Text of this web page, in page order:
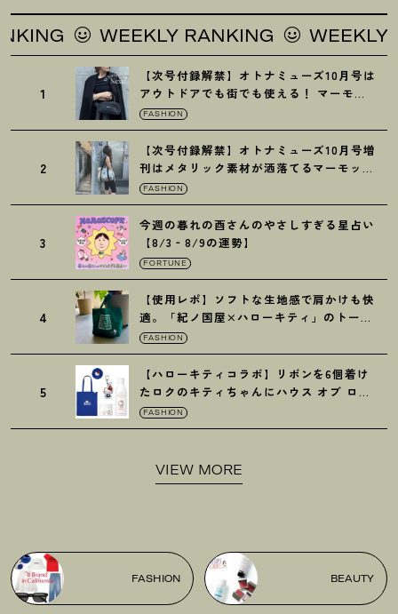
WEEKLY RANKING WEEKLY
1
【次号付録解禁】オトナミューズ10月号は
アウトドアでも街でも使える ！ マーモッ
トの黒ショルダー
FASHION
2
【次号付録解禁】オトナミューズ10月号増
刊はメタリック素材が洒落てるマーモット
の保冷バッグ
FASHION
3
今週の暮れの酉さんのやさしすぎる星占い
【8/3‐8/9の運勢】
FORTUNE
4
【使用レポ】ソフトな生地感で肩かけも快
適。「紀ノ国屋×ハローキティ」のトート
がガシガシ使えて最高です
FASHION
5
【ハローキティコラボ】リボンを6個着け
たロクのキティちゃんにハウス オブ ロー
ゼの限定パケも
FASHION
VIEW MORE
FASHION BEAUTY